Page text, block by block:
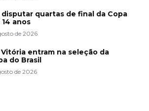
quartas de final da Copa
anos
de 2026
entram na seleção da
do Brasil
de 2026